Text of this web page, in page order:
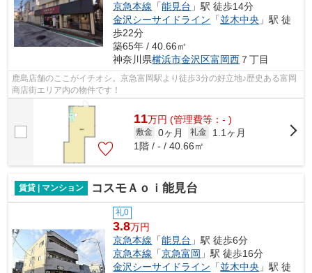
京急本線 「能見台 」駅 徒歩14分
金沢シーサイドライン 「並木中央 」駅 徒
歩22分
築65年 / 40.66㎡
神奈川県横浜市金沢区富岡西 ７丁目
鹿島店舗のここがイチオシ。京急富岡駅より徒歩3分の好立地♪歴史ある富岡
商店街エリア内の物件です！
11万円 (管理費等：- )
敷金 0ヶ月 礼金
1.1ヶ月
1階 / - / 40.66㎡
賃貸 | マンション コスモＡｏｉ能見台
礼0
3.8万円
京急本線 「能見台 」駅 徒歩6分
京急本線 「京急富岡 」駅 徒歩16分
金沢シーサイドライン 「並木中央 」駅 徒